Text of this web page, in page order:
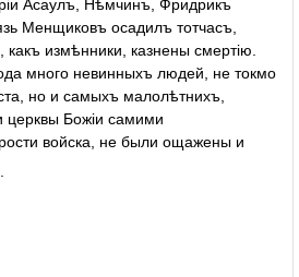
Асаулъ, Нѣмчинъ, Фридрикъ
Менщиковъ осадилъ тотчасъ,
какъ измѣнники, казнены смертію.
много невинныхъ людей, не токмо
но и самыхъ малолѣтнихъ,
церквы Божіи самими
войска, не были ощажены и